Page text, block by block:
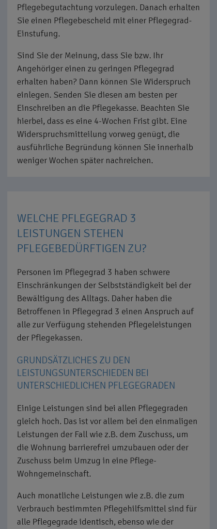
Pflegebegutachtung vorzulegen. Danach erhalten
Sie einen Pflegebescheid mit einer Pflegegrad-
Einstufung.
Sind Sie der Meinung, dass Sie bzw. Ihr
Angehöriger einen zu geringen Pflegegrad
erhalten haben? Dann können Sie Widerspruch
einlegen. Senden Sie diesen am besten per
Einschreiben an die Pflegekasse. Beachten Sie
hierbei, dass es eine 4-Wochen Frist gibt. Eine
Widerspruchsmitteilung vorweg genügt, die
ausführliche Begründung können Sie innerhalb
weniger Wochen später nachreichen.
WELCHE PFLEGEGRAD 3
LEISTUNGEN STEHEN
PFLEGEBEDÜRFTIGEN ZU?
Personen im Pflegegrad 3 haben schwere
Einschränkungen der Selbstständigkeit bei der
Bewältigung des Alltags. Daher haben die
Betroffenen in Pflegegrad 3 einen Anspruch auf
alle zur Verfügung stehenden Pflegeleistungen
der Pflegekassen.
GRUNDSÄTZLICHES ZU DEN
LEISTUNGSUNTERSCHIEDEN BEI
UNTERSCHIEDLICHEN PFLEGEGRADEN
Einige Leistungen sind bei allen Pflegegraden
gleich hoch. Das ist vor allem bei den einmaligen
Leistungen der Fall wie z.B. dem Zuschuss, um
die Wohnung barrierefrei umzubauen oder der
Zuschuss beim Umzug in eine Pflege-
Wohngemeinschaft.
Auch monatliche Leistungen wie z.B. die zum
Verbrauch bestimmten Pflegehilfsmittel sind für
alle Pflegegrade identisch, ebenso wie der